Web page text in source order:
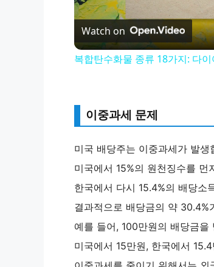
Watch on
복합탄수화물 종류 18가지: 다
이중과세 문제
미국 배당주는 이중과세가 발생
미국에서 15%의 원천징수를 먼
한국에서 다시 15.4%의 배당소
결과적으로 배당금의 약 30.4%
예를 들어, 100만원의 배당금을
미국에서 15만원, 한국에서